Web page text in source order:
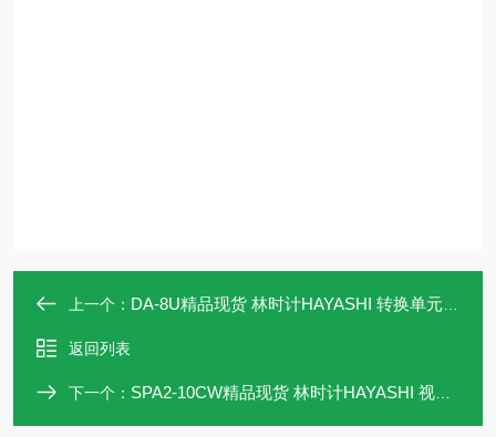
上一个： DA-8U精品现货 林时计HAYASHI 转换单元控制器
返回列表
下一个： SPA2-10CW精品现货 林时计HAYASHI 视觉检查照明灯